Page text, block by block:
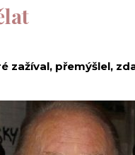
zažíval, přemýšlel,